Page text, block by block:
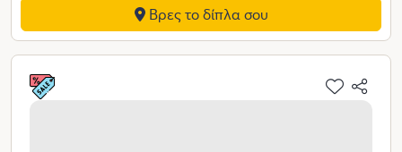
Βρες το δίπλα σου